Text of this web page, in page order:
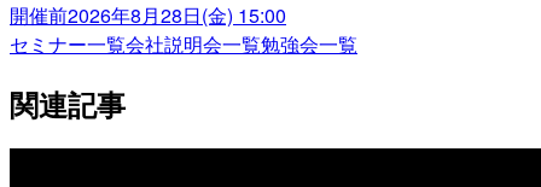
開催前2026年8月28日(金) 15:00
セミナー一覧会社説明会一覧勉強会一覧
関連記事